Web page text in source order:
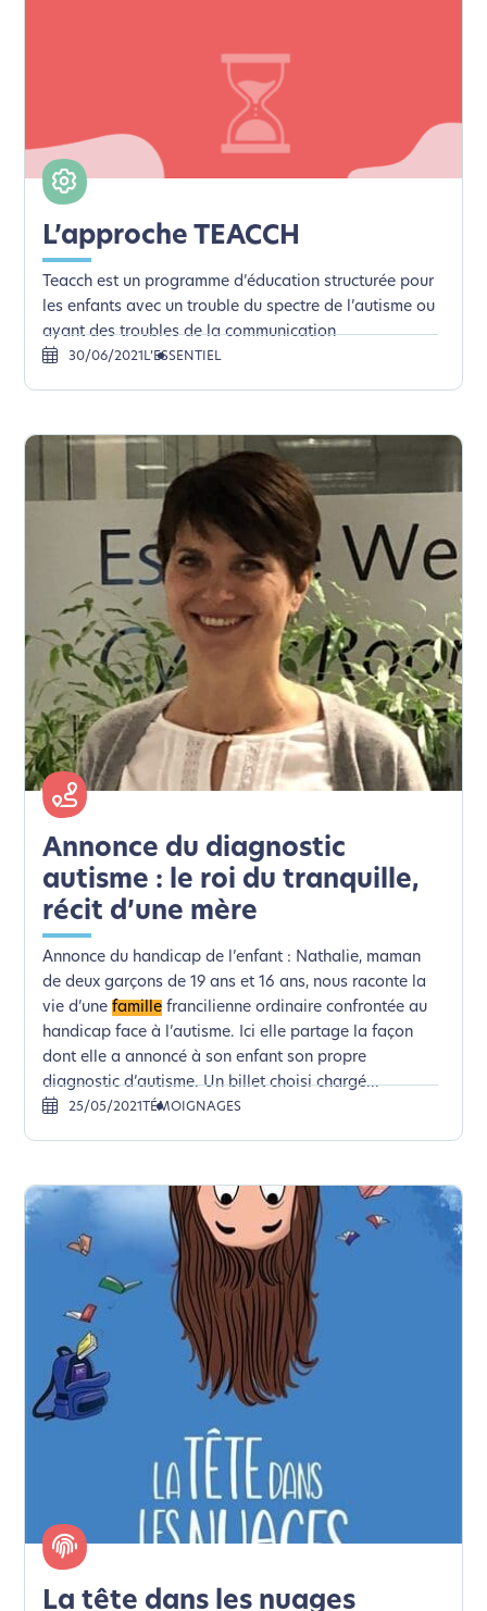
L’approche TEACCH
Teacch est un programme d’éducation structurée pour
les enfants avec un trouble du spectre de l’autisme ou
ayant des troubles de la communication
30/06/2021 L’ESSENTIEL
Annonce du diagnostic
autisme : le roi du tranquille,
récit d’une mère
Annonce du handicap de l’enfant : Nathalie, maman
de deux garçons de 19 ans et 16 ans, nous raconte la
vie d’une famille francilienne ordinaire confrontée au
handicap face à l’autisme. Ici elle partage la façon
dont elle a annoncé à son enfant son propre
diagnostic d’autisme. Un billet choisi chargé...
25/05/2021 TÉMOIGNAGES
La tête dans les nuages